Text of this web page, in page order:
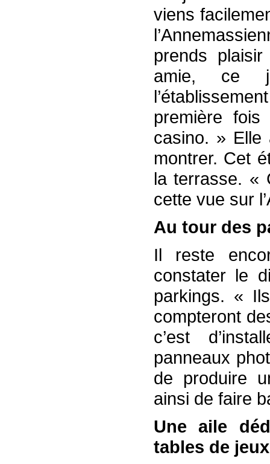
viens
prends
amie, ce
première
casino. » Elle
montrer. Cet
la terrasse. «
cette vue sur
Au tour des
Il reste
constater le
parkings. «
compteront
c’est
panneaux
de produire
ainsi de faire
Une aile
tables de jeux